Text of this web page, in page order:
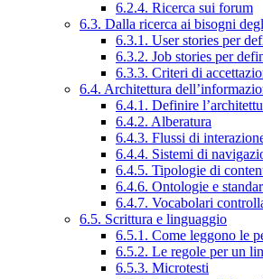
6.2.4. Ricerca sui forum
6.3. Dalla ricerca ai bisogni
6.3.1. User stories per
6.3.2. Job stories per
6.3.3. Criteri di
6.4. Architettura
6.4.1. Definire
6.4.2. Alberatura
6.4.3. Flussi di
6.4.4. Sistemi di
6.4.5. Tipologie di
6.4.6. Ontologie e
6.4.7. Vocabolari
6.5. Scrittura e linguaggio
6.5.1. Come leggono le
6.5.2. Le regole per un
6.5.3. Microtesti